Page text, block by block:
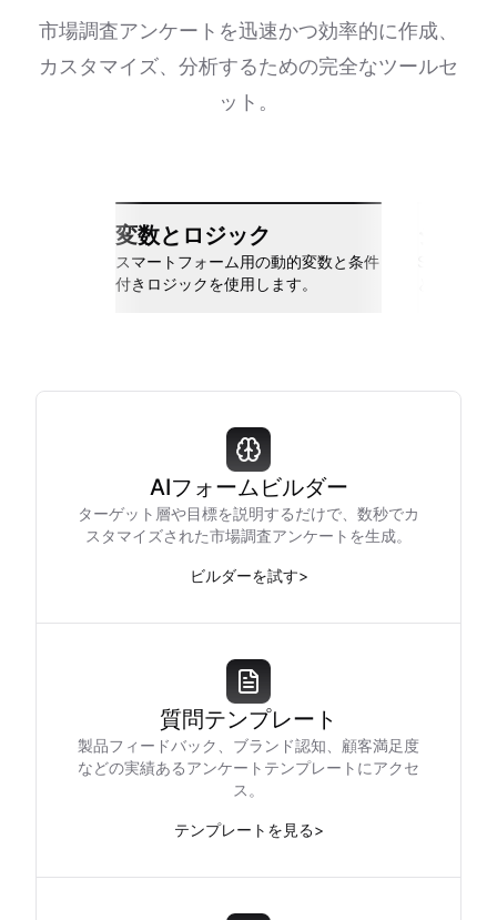
市場調査アンケートを迅速かつ効率的に作成、
カスタマイズ、分析するための完全なツールセ
ット。
変数とロジック
スマートフォーム用の動的変数と条件
付きロジックを使用します。
AIフォームビルダー
ターゲット層や目標を説明するだけで、数秒でカ
スタマイズされた市場調査アンケートを生成。
ビルダーを試す>
質問テンプレート
製品フィードバック、ブランド認知、顧客満足度
などの実績あるアンケートテンプレートにアクセ
ス。
テンプレートを見る>